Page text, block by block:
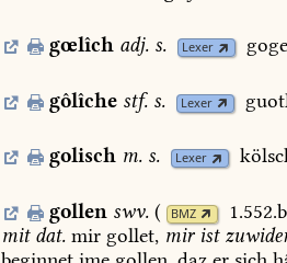
adj.
gœlîch adj. s. Lexer
gôlîche stf. s. Lexer
golisch m. s. Lexer
gollen swv. ( BMZ
1.552.b
mitdat. mir gollet, mirist